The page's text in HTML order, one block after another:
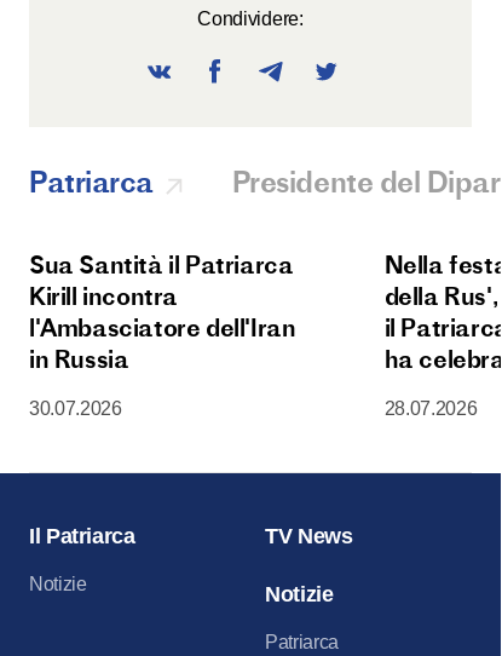
Condividere:
Patriarca Presidente del
Sua Santità il Patriarca
Kirill incontra
l'Ambasciatore dell'Iran
in Russia
30.07.2026
Nella
della
il
ha
della
28.07.2026
Il Patriarca
Notizie
TV News
Notizie
Patriarca